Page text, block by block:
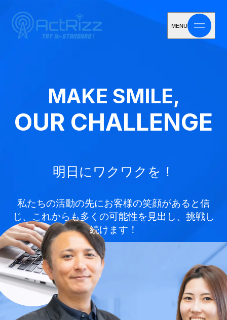
MENU
MAKE SMILE,
OUR CHALLENGE
明日にワクワクを！
私たちの活動の先にお客様の笑顔があると信
じ、
これからも多くの可能性を見出し、挑戦し
続けます！